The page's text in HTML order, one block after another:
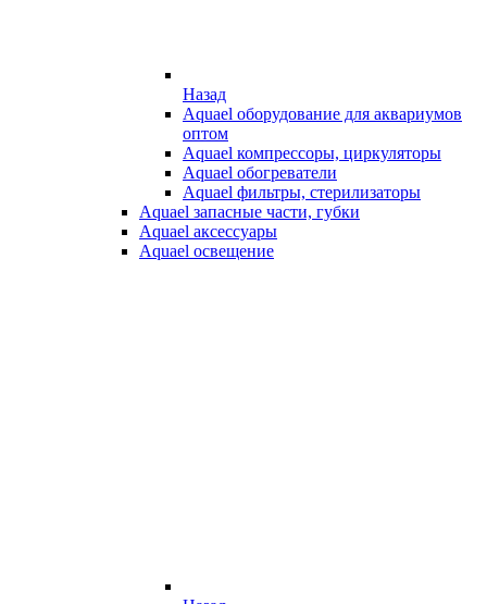
Назад
Aquael оборудование для аквариумов
оптом
Aquael компрессоры, циркуляторы
Aquael обогреватели
Aquael фильтры, стерилизаторы
Aquael запасные части, губки
Aquael аксессуары
Aquael освещение